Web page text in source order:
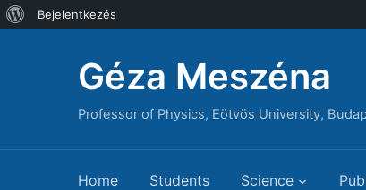
WordPress,
Bejelentkezés
Géza Meszéna
Professor of Physics, Eötvös University,
Home Students Science